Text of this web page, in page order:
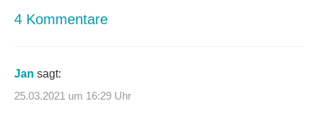
4 Kommentare
Jan sagt:
25.03.2021 um 16:29 Uhr